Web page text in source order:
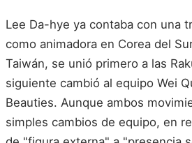
Lee Da-hye ya contaba con una
como animadora en Corea del
Taiwán, se unió primero a las
siguiente cambió al equipo Wei
Beauties. Aunque ambos
simples cambios de equipo, en